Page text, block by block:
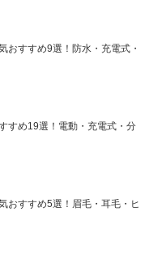
おすすめ9選！防水・充電式・
すめ19選！電動・充電式・分
おすすめ5選！眉毛・耳毛・ヒ